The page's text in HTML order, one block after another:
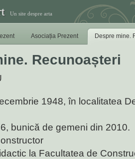
Un site despre arta
Asociația Prezent Despre mine.
Recunoașteri
1948, în localitatea
bunică de gemeni din 2010.
la Facultatea de